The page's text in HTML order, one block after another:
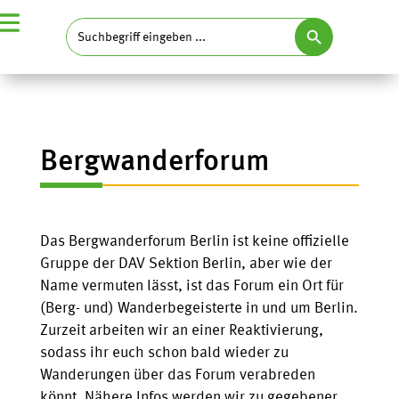
Search
for:
Search Button
Bergwanderforum
Das Bergwanderforum Berlin ist keine offizielle
Gruppe der DAV Sektion Berlin, aber wie der
Name vermuten lässt, ist das Forum ein Ort für
(Berg- und) Wanderbegeisterte in und um Berlin.
Zurzeit arbeiten wir an einer Reaktivierung,
sodass ihr euch schon bald wieder zu
Wanderungen über das Forum verabreden